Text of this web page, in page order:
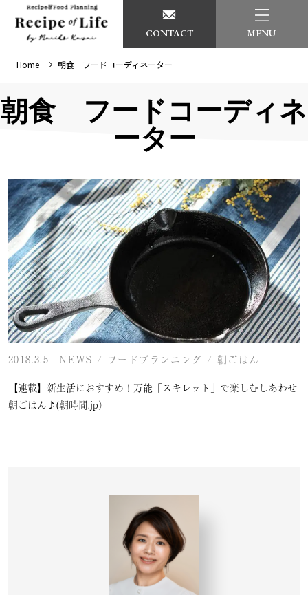
CONTACT MENU
Home 朝食 フードコーディネーター
朝食 フードコーディネ
ーター
2018.3.5 NEWS / フードプランニング / 朝ごはん
【連載】新生活におすすめ！万能「スキレット」で楽しむしあわせ
朝ごはん♪(朝時間.jp）